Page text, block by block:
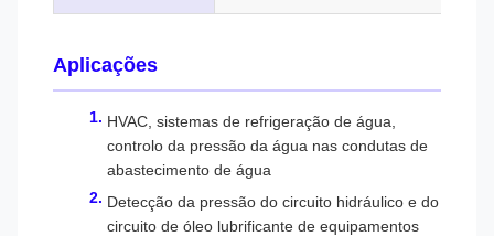
Aplicações
HVAC, sistemas de refrigeração de água,
controlo da pressão da água nas condutas de
abastecimento de água
Detecção da pressão do circuito hidráulico e do
circuito de óleo lubrificante de equipamentos